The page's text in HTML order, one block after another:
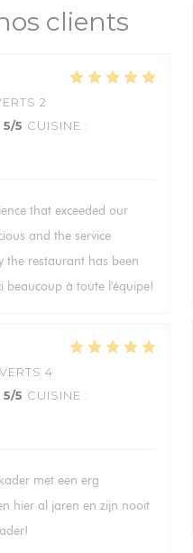
clients
2
5/5 CUISINE :
that exceeded our
and the service
the restaurant has been
beaucoup à toute l'équipe!
4
5/5 CUISINE :
met een erg
hier al jaren en zijn nooit